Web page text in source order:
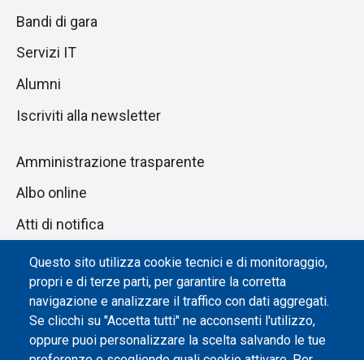
Questo sito utilizza cookie tecnici e di monitoraggio,
propri e di terze parti, per garantire la corretta
navigazione e analizzare il traffico con dati aggregati.
Se clicchi su "Accetta tutti" ne acconsenti l'utilizzo,
oppure puoi personalizzare la scelta salvando le tue
Bandi di gara
Servizi IT
Alumni
Iscriviti alla newsletter
Amministrazione trasparente
Albo online
Atti di notifica
Dichiarazione di accessibilità
Impostazione dei cookie